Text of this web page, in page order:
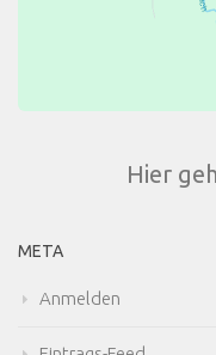
Hier
META
Anmelden